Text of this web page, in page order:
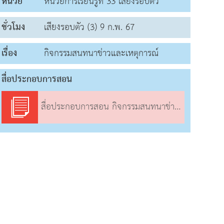
ชั่วโมง
เสียงรอบตัว (3) 9 ก.พ. 67
เรื่อง
กิจกรรมสนทนาข่าวและเหตุการณ์
สื่อประกอบการสอน
สื่อประกอบการสอน กิจกรรมสนทนาข่าวและเหตุการณ์